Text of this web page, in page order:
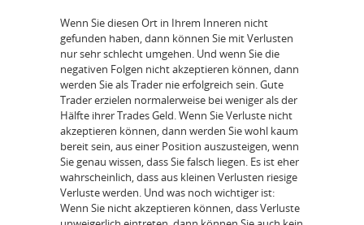
Wenn Sie diesen Ort in Ihrem Inneren nicht
gefunden haben, dann können Sie mit Verlusten
nur sehr schlecht umgehen. Und wenn Sie die
negativen Folgen nicht akzeptieren können, dann
werden Sie als Trader nie erfolgreich sein. Gute
Trader erzielen normalerweise bei weniger als der
Hälfte ihrer Trades Geld. Wenn Sie Verluste nicht
akzeptieren können, dann werden Sie wohl kaum
bereit sein, aus einer Position auszusteigen, wenn
Sie genau wissen, dass Sie falsch liegen. Es ist eher
wahrscheinlich, dass aus kleinen Verlusten riesige
Verluste werden. Und was noch wichtiger ist:
Wenn Sie nicht akzeptieren können, dass Verluste